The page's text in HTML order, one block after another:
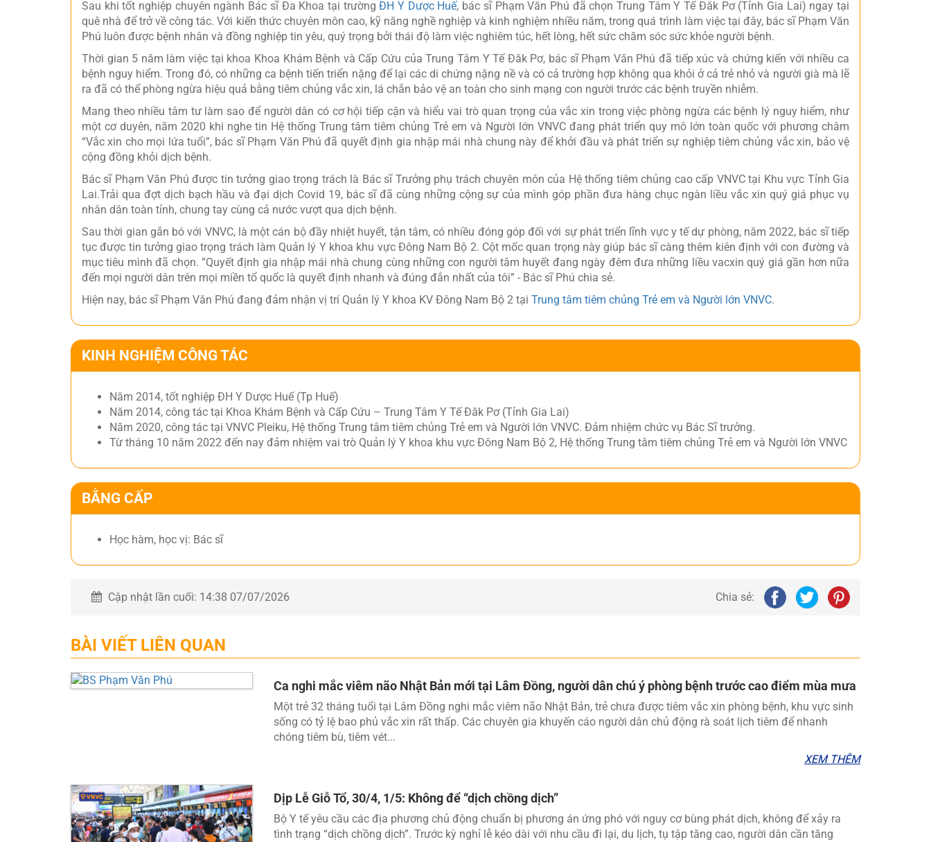
Sau khi tốt nghiệp chuyên ngành Bác sĩ Đa Khoa tại trườngĐH Y Dược Huế, bác sĩ Phạm Văn Phú đã chọn Trung Tâm Y Tế Đăk Pơ (Tỉnh Gia Lai) ngay tại
quê nhà để trở về công tác. Với kiến thức chuyên môn cao, kỹ năng nghề nghiệp và kinh nghiệm nhiều năm, trong quá trình làm việc tại đây, bác sĩ Phạm Văn
Phú luôn được bệnh nhân và đồng nghiệp tin yêu, quý trọng bởi thái độ làm việc nghiêm túc, hết lòng, hết sức chăm sóc sức khỏe người bệnh.
Thời gian 5 năm làm việc tại khoa Khoa Khám Bệnh và Cấp Cứu của Trung Tâm Y Tế Đăk Pơ, bác sĩ Phạm Văn Phú đã tiếp xúc và chứng kiến với nhiều ca
bệnh nguy hiểm. Trong đó, có những ca bệnh tiến triển nặng để lại các di chứng nặng nề và có cả trường hợp không qua khỏi ở cả trẻ nhỏ và người già mà lẽ
ra đã có thể phòng ngừa hiệu quả bằng tiêm chủng vắc xin, lá chắn bảo vệ an toàn cho sinh mạng con người trước các bệnh truyền nhiễm.
Mang theo nhiều tâm tư làm sao để người dân có cơ hội tiếp cận và hiểu vai trò quan trọng của vắc xin trong việc phòng ngừa các bệnh lý nguy hiểm, như
một cơ duyên, năm 2020 khi nghe tin Hệ thống Trung tâm tiêm chủng Trẻ em và Người lớn VNVC đang phát triển quy mô lớn toàn quốc với phương châm
“Vắc xin cho mọi lứa tuổi”, bác sĩ Phạm Văn Phú đã quyết định gia nhập mái nhà chung này để khởi đầu và phát triển sự nghiệp tiêm chủng vắc xin, bảo vệ
cộng đồng khỏi dịch bệnh.
Bác sĩ Phạm Văn Phú được tin tưởng giao trọng trách là Bác sĩ Trưởng phụ trách chuyên môn của Hệ thống tiêm chủng cao cấp VNVC tại Khu vực Tỉnh Gia
Lai.Trải qua đợt dịch bạch hầu và đại dịch Covid 19, bác sĩ đã cùng những cộng sự của mình góp phần đưa hàng chục ngàn liều vắc xin quý giá phục vụ
nhân dân toàn tỉnh, chung tay cùng cả nước vượt qua dịch bệnh.
Sau thời gian gắn bó với VNVC, là một cán bộ đầy nhiệt huyết, tận tâm, có nhiều đóng góp đối với sự phát triển lĩnh vực y tế dự phòng, năm 2022, bác sĩ tiếp
tục được tin tưởng giao trọng trách làm Quản lý Y khoa khu vực Đông Nam Bộ 2. Cột mốc quan trọng này giúp bác sĩ càng thêm kiên định với con đường và
mục tiêu mình đã chọn. ”Quyết định gia nhập mái nhà chung cùng những con người tâm huyết đang ngày đêm đưa những liều vacxin quý giá gần hơn nữa
đến mọi người dân trên mọi miền tổ quốc là quyết định nhanh và đúng đắn nhất của tôi” - Bác sĩ Phú chia sẻ.
Hiện nay, bác sĩ Phạm Văn Phú đang đảm nhận vị trí Quản lý Y khoa KV Đông Nam Bộ 2 tại Trung tâm tiêm chủng Trẻ em và Người lớn VNVC.
KINH NGHIỆM CÔNG TÁC
Năm 2014, tốt nghiệp ĐH Y Dược Huế (Tp Huế)
Năm 2014, công tác tại Khoa Khám Bệnh và Cấp Cứu – Trung Tâm Y Tế Đăk Pơ (Tỉnh Gia Lai)
Năm 2020, công tác tại VNVC Pleiku, Hệ thống Trung tâm tiêm chủng Trẻ em và Người lớn VNVC. Đảm nhiệm chức vụ Bác Sĩ trưởng.
Từ tháng 10 năm 2022 đến nay đảm nhiệm vai trò Quản lý Y khoa khu vực Đông Nam Bộ 2, Hệ thống Trung tâm tiêm chủng Trẻ em và Người lớn VNVC
BẰNG CẤP
Học hàm, học vị: Bác sĩ
Cập nhật lần cuối: 14:38 07/07/2026 Chia sẻ:
BÀI VIẾT LIÊN QUAN
Ca nghi mắc viêm não Nhật Bản mới tại Lâm Đồng, người dân chú ý phòng bệnh trước cao điểm mùa mưa
Một trẻ 32 tháng tuổi tại Lâm Đồng nghi mắc viêm não Nhật Bản, trẻ chưa được tiêm vắc xin phòng bệnh, khu vực sinh
sống có tỷ lệ bao phủ vắc xin rất thấp. Các chuyên gia khuyến cáo người dân chủ động rà soát lịch tiêm để nhanh
chóng tiêm bù, tiêm vét...
XEM THÊM
Dịp Lễ Giỗ Tổ, 30/4, 1/5: Không để “dịch chồng dịch”
Bộ Y tế yêu cầu các địa phương chủ động chuẩn bị phương án ứng phó với nguy cơ bùng phát dịch, không để xảy ra
tình trạng “dịch chồng dịch”. Trước kỳ nghỉ lễ kéo dài với nhu cầu đi lại, du lịch, tụ tập tăng cao, người dân cần tăng